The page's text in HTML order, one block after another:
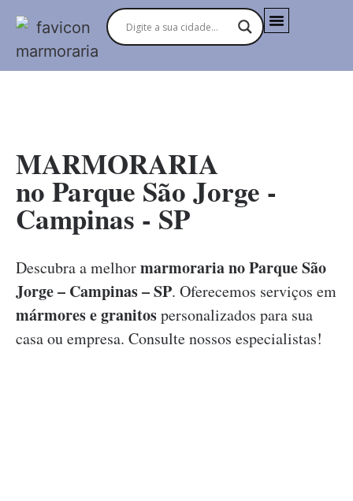
MARMORARIA
no Parque São Jorge -
Campinas - SP
Descubra a melhormarmoraria no Parque São
Jorge – Campinas – SP. Oferecemos serviços em
mármores e granitospersonalizados para sua
casa ou empresa. Consulte nossos especialistas!